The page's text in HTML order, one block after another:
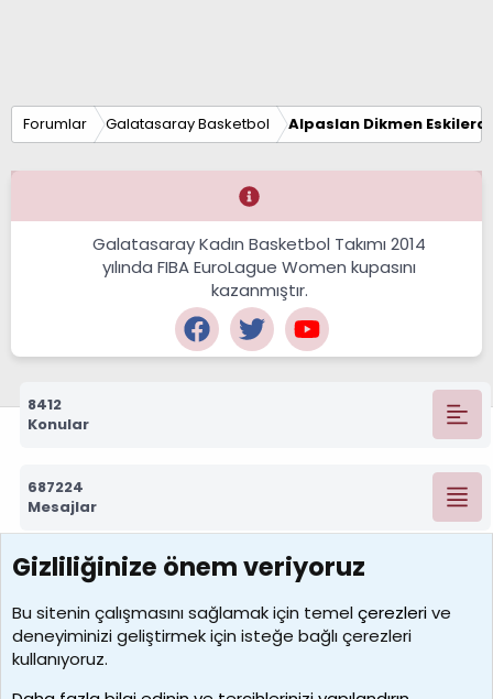
Forumlar Galatasaray Basketbol Alpaslan Dikmen
Galatasaray Kadın Basketbol Takımı 2014
yılında FIBA EuroLague Women kupasını
kazanmıştır.
8412
Konular
687224
Mesajlar
7388
Kullanıcılar
borabekirogluu
Son üye
Gizliliğinize önem veriyoruz
Bu sitenin çalışmasını sağlamak için temelçerezlerive
deneyiminizi geliştirmek için isteğe bağlı çerezleri
kullanıyoruz.